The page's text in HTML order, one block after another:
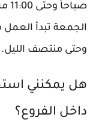
وحتى منتصف الليل.
داخل الفروع؟